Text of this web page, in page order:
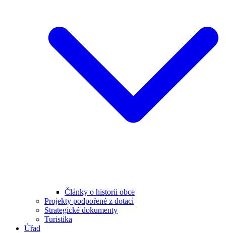
Články o historii obce
Projekty podpořené z dotací
Strategické dokumenty
Turistika
Úřad